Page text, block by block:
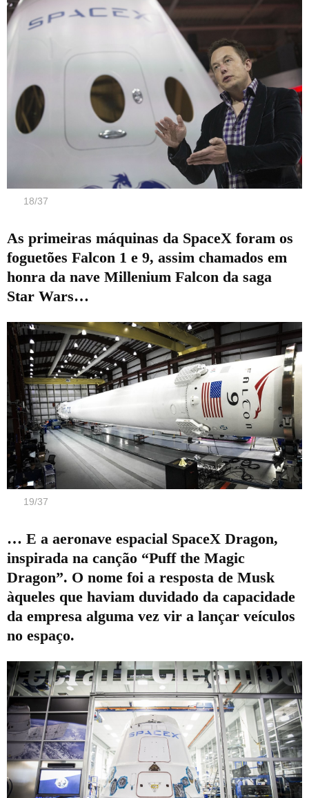
18/37
As primeiras máquinas da SpaceX foram os
foguetões Falcon 1 e 9, assim chamados em
honra da nave Millenium Falcon da saga
Star Wars…
19/37
… E a aeronave espacial SpaceX Dragon,
inspirada na canção “Puff the Magic
Dragon”. O nome foi a resposta de Musk
àqueles que haviam duvidado da capacidade
da empresa alguma vez vir a lançar veículos
no espaço.